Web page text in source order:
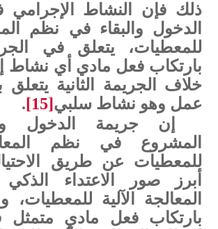
ذلك فإن النشاط
الدخول والبقاء في نظم
للمعطيات، يتعلق في
بارتكاب فعل مادي أي نشاط
خلاف الجريمة الثانية يتعلق
عمل وهو نشاط سلبي
.[15]
إن جريمة الدخول
المشروع في نظم
للمعطيات عن طريق
أبرز صور الاعتداء
المعالجة الآلية للمعطيات،
بارتكاب فعل مادي متمثل